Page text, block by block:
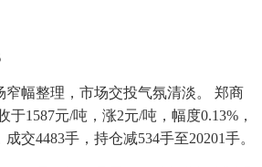
幅整理，市场交投气氛清淡。 郑商
于1587元/吨，涨2元/吨，幅度0.13%，
交4483手，持仓减534手至20201手。